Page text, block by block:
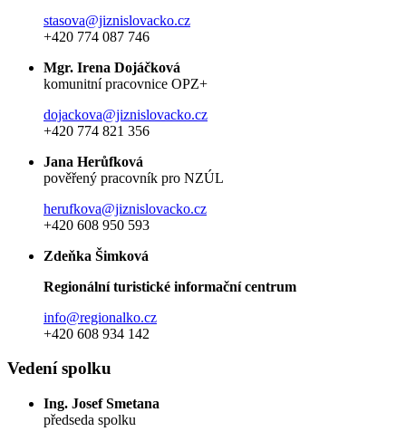
stasova@jiznislovacko.cz
+420 774 087 746
Mgr. Irena Dojáčková
komunitní pracovnice OPZ+
dojackova@jiznislovacko.cz
+420 774 821 356
Jana Herůfková
pověřený pracovník pro NZÚL
herufkova@jiznislovacko.cz
+420 608 950 593
Zdeňka Šimková
Regionální turistické informační centrum
info@regionalko.cz
+420 608 934 142
Vedení spolku
Ing. Josef Smetana
předseda spolku